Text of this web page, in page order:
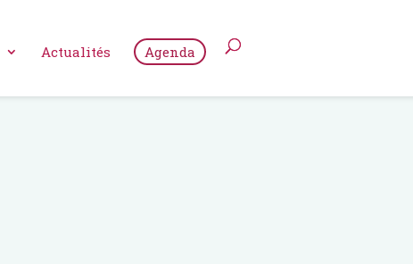
Actualités Agenda